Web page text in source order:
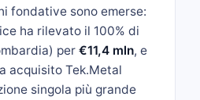
fondative sono emerse:
ha rilevato il 100% di
per €11,4 mln, e
acquisito Tek.Metal
singola più grande